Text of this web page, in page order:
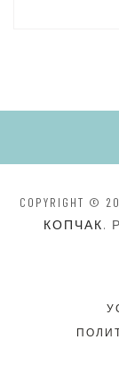
COPYRIGHT ©
КОПЧАК.